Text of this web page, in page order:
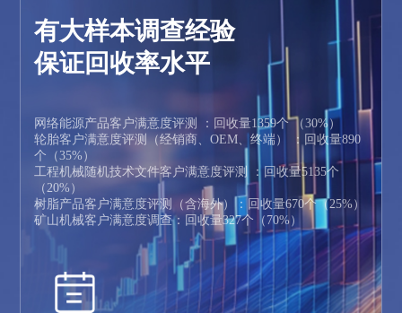
有大样本调查经验
保证回收率水平
网络能源产品客户满意度评测 ：回收量1359个 （30%）
轮胎客户满意度评测（经销商、OEM、终端） ：回收量890
个（35%）
工程机械随机技术文件客户满意度评测 ：回收量5135个
（20%）
树脂产品客户满意度评测（含海外）：回收量670个（25%）
矿山机械客户满意度调查：回收量327个（70%）